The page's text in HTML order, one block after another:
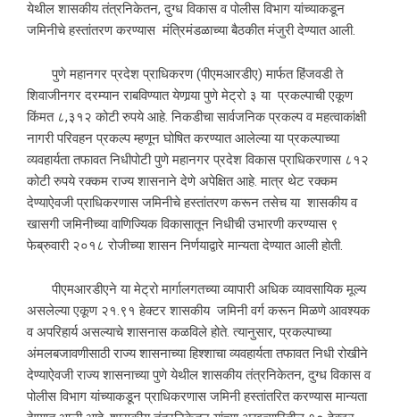
येथील शासकीय तंत्रनिकेतन, दुग्ध विकास व पोलीस विभाग यांच्याकडून
जमिनीचे हस्तांतरण करण्यास मंत्रिमंडळाच्या बैठकीत मंजुरी देण्यात आली.
पुणे महानगर प्रदेश प्राधिकरण (पीएमआरडीए) मार्फत हिंजवडी ते
शिवाजीनगर दरम्यान राबविण्यात येणार्‍या पुणे मेट्रो ३ या प्रकल्पाची एकूण
किंमत ८,३१२ कोटी रुपये आहे. निकडीचा सार्वजनिक प्रकल्प व महत्वाकांक्षी
नागरी परिवहन प्रकल्प म्हणून घोषित करण्यात आलेल्या या प्रकल्पाच्या
व्यवहार्यता तफावत निधीपोटी पुणे महानगर प्रदेश विकास प्राधिकरणास ८१२
कोटी रुपये रक्कम राज्य शासनाने देणे अपेक्षित आहे. मात्र थेट रक्कम
देण्याऐवजी प्राधिकरणास जमिनीचे हस्तांतरण करून तसेच या शासकीय व
खासगी जमिनीच्या वाणिज्यिक विकासातून निधीची उभारणी करण्यास ९
फेब्रुवारी २०१८ रोजीच्या शासन निर्णयाद्वारे मान्यता देण्यात आली होती.
पीएमआरडीएने या मेट्रो मार्गालगतच्या व्यापारी अधिक व्यावसायिक मूल्य
असलेल्या एकूण २१.९१ हेक्टर शासकीय जमिनी वर्ग करून मिळणे आवश्यक
व अपरिहार्य असल्याचे शासनास कळविले होते. त्यानुसार, प्रकल्पाच्या
अंमलबजावणीसाठी राज्य शासनाच्या हिश्शाचा व्यवहार्यता तफावत निधी रोखीने
देण्याऐवजी राज्य शासनाच्या पुणे येथील शासकीय तंत्रनिकेतन, दुग्ध विकास व
पोलीस विभाग यांच्याकडून प्राधिकरणास जमिनी हस्तांतरित करण्यास मान्यता